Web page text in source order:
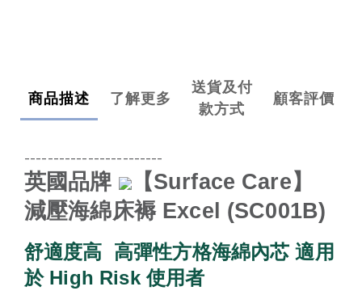
商品描述 了解更多
送貨及付
款方式
顧客評價
------------------------
英國品牌 【Surface Care 】
減壓海綿床褥Excel (SC001B)
舒適度高 高彈性方格海綿內芯 適用
於High Risk使用者